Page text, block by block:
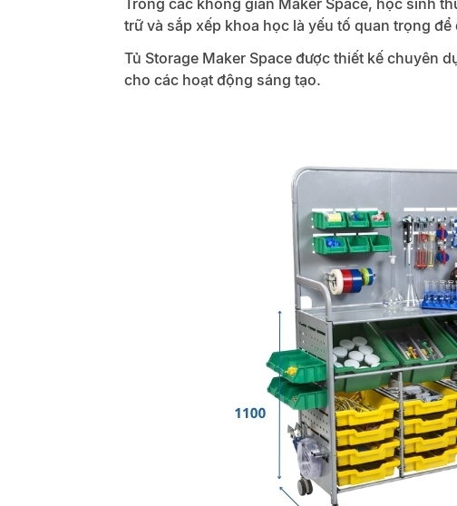
Trong các không gian Maker Space, học sinh
trữ và sắp xếp khoa học là yếu tố quan trọng
Tủ Storage Maker Space được thiết kế chuyên
cho các hoạt động sáng tạo.